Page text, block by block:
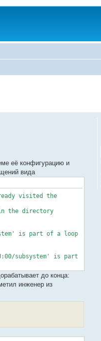
её конфигурацию и
вида
visited the
the directory
is part of a loop
subsystem' is part
до конца:
инженер из